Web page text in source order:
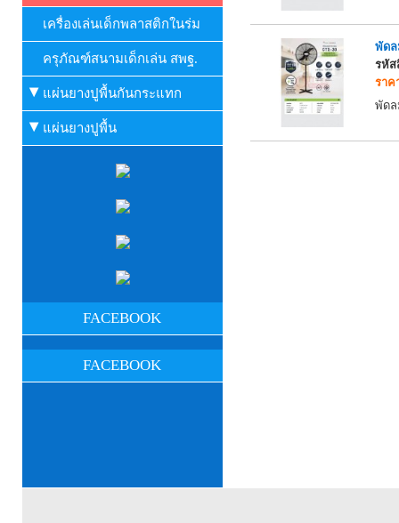
เครื่องเล่นเด็กพลาสติกในร่ม
ครุภัณฑ์สนามเด็กเล่น สพฐ.
แผ่นยางปูพื้นกันกระแทก
แผ่นยางปูพื้น
FACEBOOK
FACEBOOK
พัดล
รหัส
ราค
พัดล